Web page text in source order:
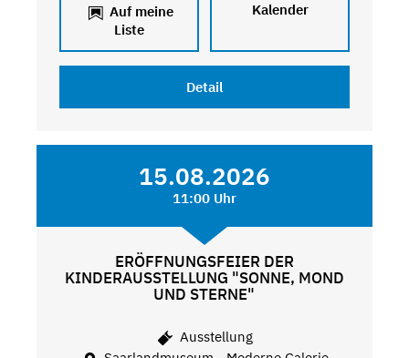
Auf meine
Liste
Kalender
Detail
15.08.2026
11:00 Uhr
ERÖFFNUNGSFEIER DER
KINDERAUSSTELLUNG "SONNE, MOND
UND STERNE"
Ausstellung